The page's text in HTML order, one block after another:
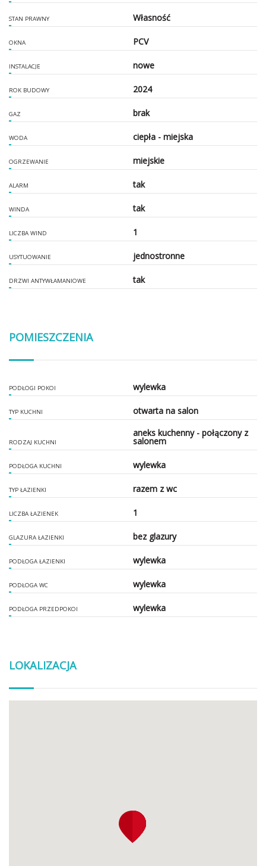
STAN PRAWNY Własność
OKNA PCV
INSTALACJE nowe
ROK BUDOWY 2024
GAZ brak
WODA ciepła - miejska
OGRZEWANIE miejskie
ALARM tak
WINDA tak
LICZBA WIND 1
USYTUOWANIE jednostronne
DRZWI ANTYWŁAMANIOWE tak
POMIESZCZENIA
PODŁOGI POKOI wylewka
TYP KUCHNI otwarta na salon
RODZAJ KUCHNI
aneks kuchenny - połączony z
salonem
PODŁOGA KUCHNI wylewka
TYP ŁAZIENKI razem z wc
LICZBA ŁAZIENEK 1
GLAZURA ŁAZIENKI bez glazury
PODŁOGA ŁAZIENKI wylewka
PODŁOGA WC wylewka
PODŁOGA PRZEDPOKOI wylewka
LOKALIZACJA